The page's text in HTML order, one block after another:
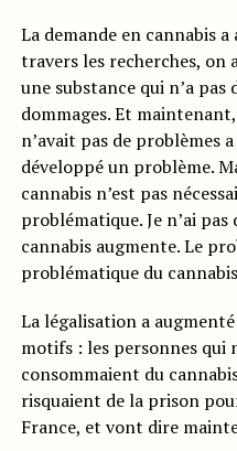
La demande en cannabis a
travers les recherches, on
une substance qui n’a pas
dommages. Et
n’avait pas de problèmes
développé un problème.
cannabis n’est pas
problématique. Je n’ai pas
cannabis augmente. Le
problématique du
La légalisation a augmenté
motifs : les personnes qui
consommaient du
risquaient de la prison
France, et vont dire